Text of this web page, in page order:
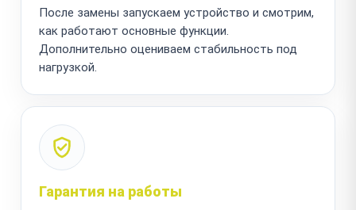
После замены запускаем устройство и смотрим,
как работают основные функции.
Дополнительно оцениваем стабильность под
нагрузкой.
Гарантия на работы